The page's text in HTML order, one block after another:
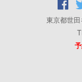
東京都世